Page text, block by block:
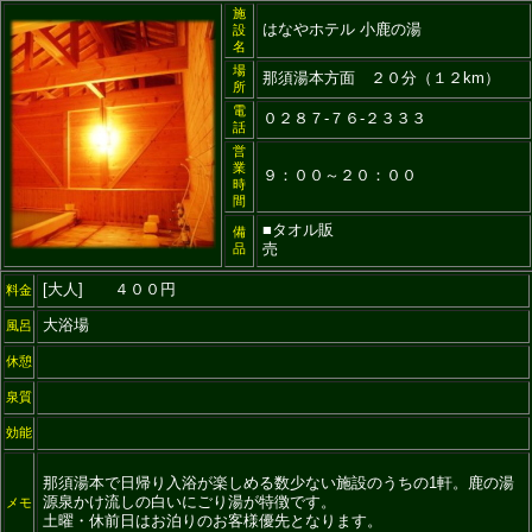
施
設
名
はなやホテル 小鹿の湯
場
所
那須湯本方面 ２０分（１２km）
電
話
０２８７-７６-２３３３
営
業
時
間
９：００～２０：００
備
品
■タオル販
売
料金 [大人] ４００円
風呂 大浴場
休憩
泉質
効能
メモ
那須湯本で日帰り入浴が楽しめる数少ない施設のうちの1軒。鹿の湯
源泉かけ流しの白いにごり湯が特徴です。
土曜・休前日はお泊りのお客様優先となります。